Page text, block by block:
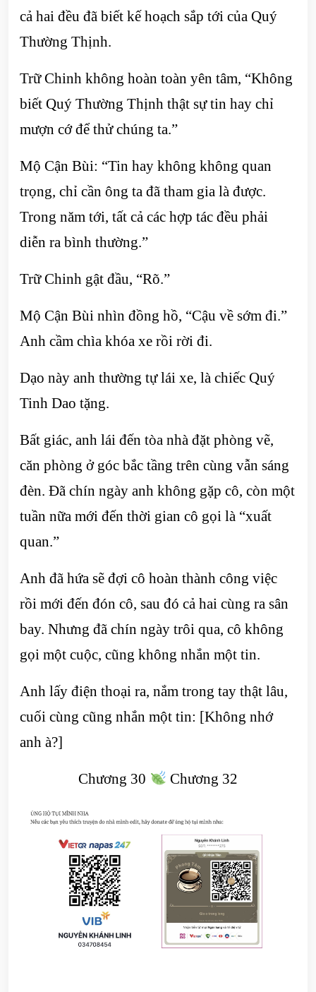
cả hai đều đã biết kế hoạch sắp tới của Quý
Thường Thịnh.
Trữ Chinh không hoàn toàn yên tâm, “Không
biết Quý Thường Thịnh thật sự tin hay chỉ
mượn cớ để thử chúng ta.”
Mộ Cận Bùi: “Tin hay không không quan
trọng, chỉ cần ông ta đã tham gia là được.
Trong năm tới, tất cả các hợp tác đều phải
diễn ra bình thường.”
Trữ Chinh gật đầu, “Rõ.”
Mộ Cận Bùi nhìn đồng hồ, “Cậu về sớm đi.”
Anh cầm chìa khóa xe rồi rời đi.
Dạo này anh thường tự lái xe, là chiếc Quý
Tinh Dao tặng.
Bất giác, anh lái đến tòa nhà đặt phòng vẽ,
căn phòng ở góc bắc tầng trên cùng vẫn sáng
đèn. Đã chín ngày anh không gặp cô, còn một
tuần nữa mới đến thời gian cô gọi là “xuất
quan.”
Anh đã hứa sẽ đợi cô hoàn thành công việc
rồi mới đến đón cô, sau đó cả hai cùng ra sân
bay. Nhưng đã chín ngày trôi qua, cô không
gọi một cuộc, cũng không nhắn một tin.
Anh lấy điện thoại ra, nắm trong tay thật lâu,
cuối cùng cũng nhắn một tin: [Không nhớ
anh à?]
Chương 30 Chương 32